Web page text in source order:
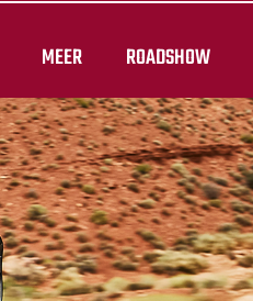
MEER ROADSHOW